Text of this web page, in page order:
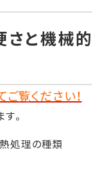
と機械的
覧ください！
。
処理の種類